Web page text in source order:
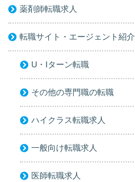
薬剤師転職求人
転職サイト・エージェント紹介
U・Iターン転職
その他の専門職の転職
ハイクラス転職求人
一般向け転職求人
医師転職求人